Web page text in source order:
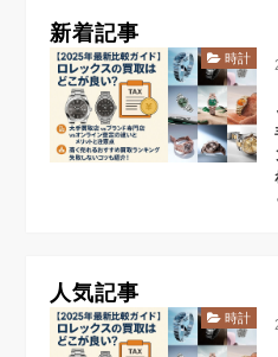
新着記事
時計
人気記事
時計